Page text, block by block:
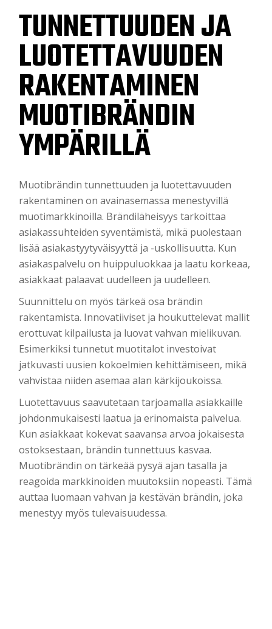
TUNNETTUUDEN JA
LUOTETTAVUUDEN
RAKENTAMINEN
MUOTIBRÄNDIN
YMPÄRILLÄ
Muotibrändin tunnettuuden ja luotettavuuden
rakentaminen on avainasemassa menestyvillä
muotimarkkinoilla. Brändiläheisyys tarkoittaa
asiakassuhteiden syventämistä, mikä puolestaan
lisää asiakastyytyväisyyttä ja -uskollisuutta. Kun
asiakaspalvelu on huippuluokkaa ja laatu korkeaa,
asiakkaat palaavat uudelleen ja uudelleen.
Suunnittelu on myös tärkeä osa brändin
rakentamista. Innovatiiviset ja houkuttelevat mallit
erottuvat kilpailusta ja luovat vahvan mielikuvan.
Esimerkiksi tunnetut muotitalot investoivat
jatkuvasti uusien kokoelmien kehittämiseen, mikä
vahvistaa niiden asemaa alan kärkijoukoissa.
Luotettavuus saavutetaan tarjoamalla asiakkaille
johdonmukaisesti laatua ja erinomaista palvelua.
Kun asiakkaat kokevat saavansa arvoa jokaisesta
ostoksestaan, brändin tunnettuus kasvaa.
Muotibrändin on tärkeää pysyä ajan tasalla ja
reagoida markkinoiden muutoksiin nopeasti. Tämä
auttaa luomaan vahvan ja kestävän brändin, joka
menestyy myös tulevaisuudessa.